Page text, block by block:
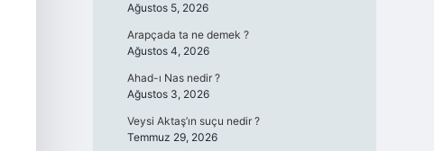
Ağustos 5, 2026
Arapçada ta ne demek ?
Ağustos 4, 2026
Ahad-ı Nas nedir ?
Ağustos 3, 2026
Veysi Aktaş’ın suçu nedir ?
Temmuz 29, 2026